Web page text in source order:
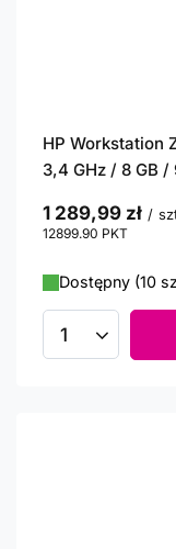
HP Workstation
3,4 GHz / 8 GB /
1 289,99 zł /
12899.90 PKT
Dostępny (10
Ilość produktów